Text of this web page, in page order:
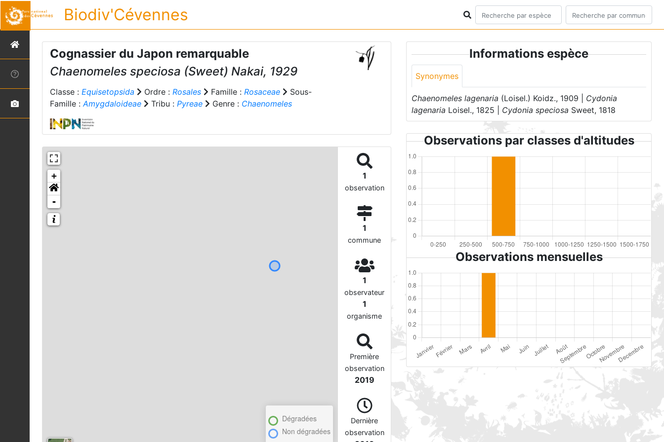
Biodiv'Cévennes
Cognassier du Japon remarquable
Chaenomeles speciosa (Sweet) Nakai, 1929
Classe : Equisetopsida Ordre : Rosales Famille : Rosaceae
Sous-
Famille :Amygdaloideae Tribu : Pyreae Genre : Chaenomeles
+
-
Dégradées
Non dégradées
1
observation
1
commune
1
observateur
1
organisme
Première
observation
2019
Dernière
observation
Informations espèce
Synonymes
Chaenomeles lagenaria (Loisel.) Koidz., 1909 | Cydonia
lagenaria Loisel., 1825 | Cydonia speciosa Sweet, 1818
Observations par classes d'altitudes
Observations mensuelles